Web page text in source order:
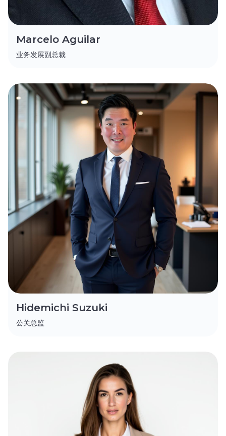
Marcelo Aguilar
业务发展副总裁
Hidemichi Suzuki
公关总监